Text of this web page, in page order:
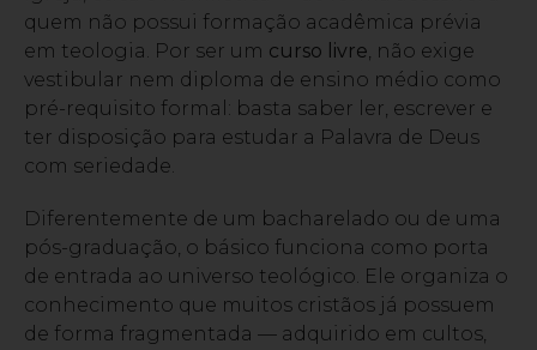
quem não possui formação acadêmica prévia
em teologia. Por ser um curso livre, não exige
vestibular nem diploma de ensino médio como
pré-requisito formal: basta saber ler, escrever e
ter disposição para estudar a Palavra de Deus
com seriedade.
Diferentemente de um bacharelado ou de uma
pós-graduação, o básico funciona como porta
de entrada ao universo teológico. Ele organiza o
conhecimento que muitos cristãos já possuem
de forma fragmentada — adquirido em cultos,